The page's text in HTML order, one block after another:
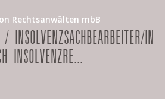
Rechtsanwälten mbB
INSOLVENZSACHBEARBEITER/IN